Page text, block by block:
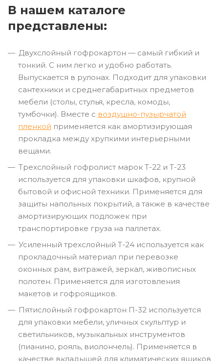
В нашем каталоге
представлены:
Двухслойный гофрокартон — самый гибкий и
тонкий. С ним легко и удобно работать.
Выпускается в рулонах. Подходит для упаковки
сантехники и среднегабаритных предметов
мебели (столы, стулья, кресла, комоды,
тумбочки). Вместе с воздушно-пузырчатой
пленкой применяется как амортизирующая
прокладка между хрупкими интерьерными
вещами.
Трехслойный гофролист марок Т-22 и Т-23
используется для упаковки шкафов, крупной
бытовой и офисной техники. Применяется для
защиты напольных покрытий, а также в качестве
амортизирующих подложек при
транспортировке груза на паллетах.
Усиленный трехслойный Т-24 используется как
прокладочный материал при перевозке
оконных рам, витражей, зеркал, живописных
полотен. Применяется для изготовления
макетов и гофроящиков.
Пятислойный гофрокартон П-32 используется
для упаковки мебели, уличных скульптур и
светильников, музыкальных инструментов
(пианино, рояль, виолончель). Применяется в
качестве вкладышей для климатических ящиков